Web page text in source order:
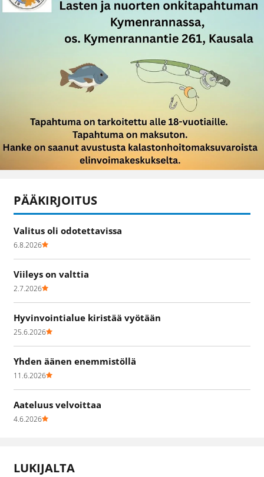
PÄÄKIRJOITUS
Valitus oli odotettavissa
6.8.2026
Viileys on valttia
2.7.2026
Hyvinvointialue kiristää vyötään
25.6.2026
Yhden äänen enemmistöllä
11.6.2026
Aateluus velvoittaa
4.6.2026
LUKIJALTA